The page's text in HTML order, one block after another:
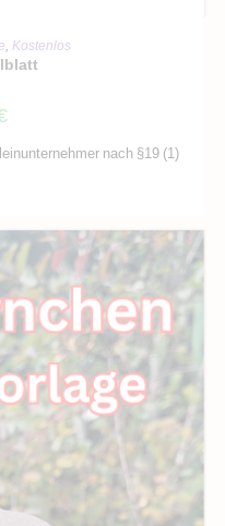
, Kostenlos
nach §19 (1)